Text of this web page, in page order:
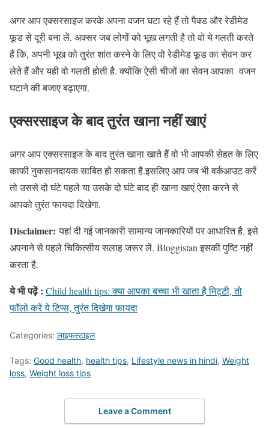
अगर आप एक्सरसाइज करके अपना वजन घटा रहे हैं तो पैक्ड और रेडीमेड
फूड से दूरी बना लें. अक्सर जब लोगों को भूख लगती है तो वो ये गलती करते
हैं कि, अपनी भूख को तुरंत शांत करने के लिए वो रेडीमेड फूड का सेवन कर
लेते हैं और यही वो गलती होती है. क्योंकि ऐसी चीजों का सेवन आपका वजन
घटाने की बजाए बढ़ाएगा.
एक्सरसाइज के बाद तुरंत खाना नहीं खाएं
अगर आप एक्सरसाइज के बाद तुरंत खाना खाते हैं वो भी आपकी सेहत के लिए
काफी नुकसानदायक साबित हो सकता है.इसलिए आप जब भी वर्कआउट करें
तो उससे दो घंटे पहले या उसके दो घंटे बाद ही खाना खाएं.ऐसा करने से
आपको तुरंत फायदा दिखेगा.
Disclaimer: यहां दी गई जानकारी सामान्य जानकारियों पर आधारित है. इसे
अपनाने से पहले चिकित्सीय सलाह जरूर लें. Bloggistan इसकी पुष्टि नहीं
करता है.
ये भी पढ़ें : Child health tips: क्या आपका बच्चा भी खाता है मिट्टी, तो
फॉलो करें ये टिप्स, तुरंत दिखेगा फायदा
Categories: लाइफस्टाइल
Tags: Good health, health tips, Lifestyle news in hindi, Weight
loss, Weight loss tips
Leave a Comment